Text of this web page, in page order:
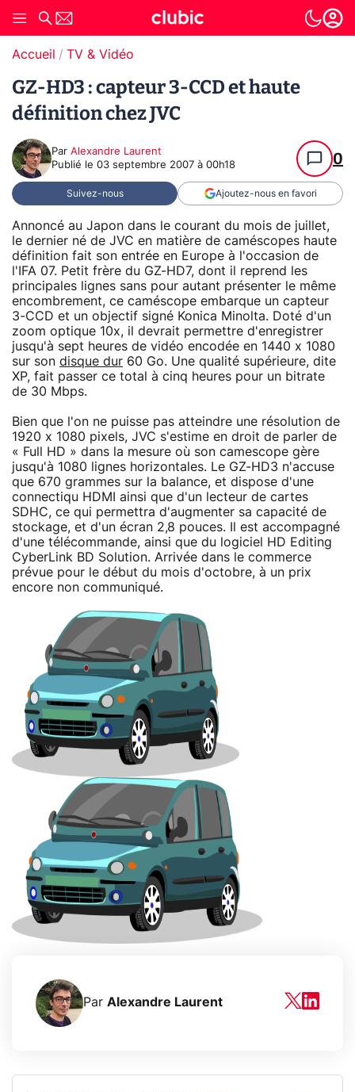
Accueil TV & Vidéo
GZ-HD3 : capteur 3-CCD et haute
définition chez JVC
Par Alexandre Laurent
Publié le 03 septembre 2007 à 00h18 0
Suivez-nous Ajoutez-nous en favori
Annoncé au Japon dans le courant du mois de juillet,
le dernier né de JVC en matière de caméscopes haute
définition fait son entrée en Europe à l'occasion de
l'IFA 07. Petit frère du GZ-HD7, dont il reprend les
principales lignes sans pour autant présenter le même
encombrement, ce caméscope embarque un capteur
3-CCD et un objectif signé Konica Minolta. Doté d'un
zoom optique 10x, il devrait permettre d'enregistrer
jusqu'à sept heures de vidéo encodée en 1440 x 1080
sur son disque dur 60 Go. Une qualité supérieure, dite
XP, fait passer ce total à cinq heures pour un bitrate
de 30 Mbps.
Bien que l'on ne puisse pas atteindre une résolution de
1920 x 1080 pixels, JVC s'estime en droit de parler de
« Full HD » dans la mesure où son camescope gère
jusqu'à 1080 lignes horizontales. Le GZ-HD3 n'accuse
que 670 grammes sur la balance, et dispose d'une
connectiqu HDMI ainsi que d'un lecteur de cartes
SDHC, ce qui permettra d'augmenter sa capacité de
stockage, et d'un écran 2,8 pouces. Il est accompagné
d'une télécommande, ainsi que du logiciel HD Editing
CyberLink BD Solution. Arrivée dans le commerce
prévue pour le début du mois d'octobre, à un prix
encore non communiqué.
Par Alexandre Laurent